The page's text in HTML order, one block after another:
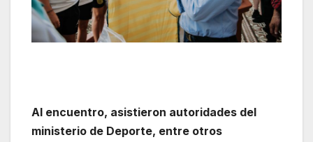
Al encuentro, asistieron autoridades del
ministerio de Deporte, entre otros